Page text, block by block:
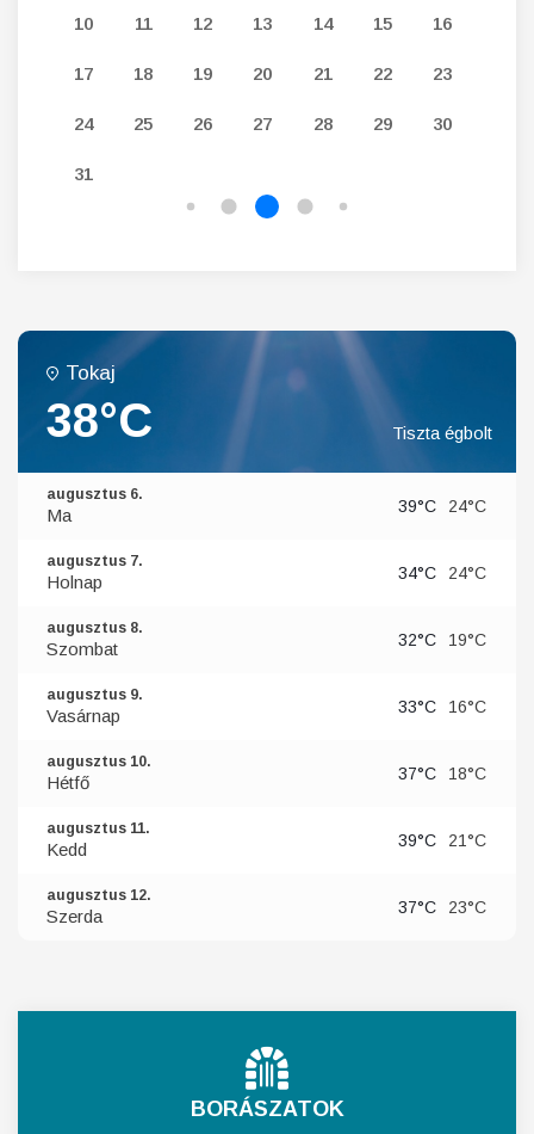
10 11 12 13 14 15 16
17 18 19 20 21 22 23
24 25 26 27 28 29 30
31
Tokaj
38°C Tiszta égbolt
augusztus 6.
Ma 39°C 24°C
augusztus 7.
Holnap 34°C 24°C
augusztus 8.
Szombat 32°C 19°C
augusztus 9.
Vasárnap 33°C 16°C
augusztus 10.
Hétfő 37°C 18°C
augusztus 11.
Kedd 39°C 21°C
augusztus 12.
Szerda 37°C 23°C
BORÁSZATOK